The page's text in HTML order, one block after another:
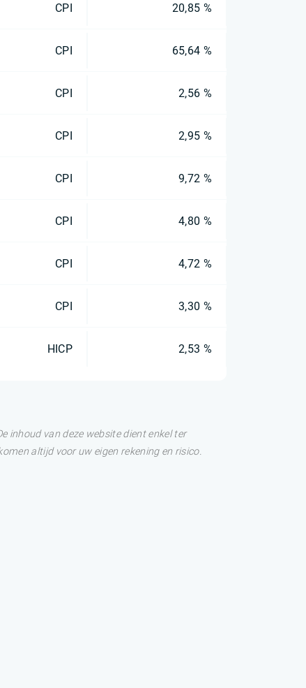
CPI 20,85 %
CPI 65,64 %
CPI 2,56 %
CPI 2,95 %
CPI 9,72 %
CPI 4,80 %
CPI 4,72 %
CPI 3,30 %
HICP 2,53 %
inhoud van deze website dient enkel ter
altijd voor uw eigen rekening en risico.